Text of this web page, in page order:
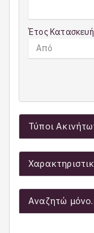
Έτος
Τύποι
Αναζητώ